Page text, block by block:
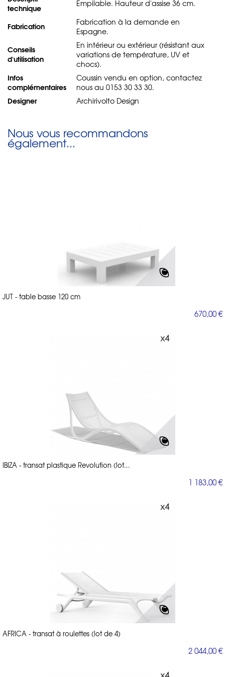
technique
Empilable. Hauteur d'assise 36 cm.
Fabrication
Fabrication à la demande en
Espagne.
Conseils
d'utilisation
En intérieur ou extérieur (résistant aux
variations de température, UV et
chocs).
Infos
complémentaires
Coussin vendu en option, contactez
nous au 0153 30 33 30.
Designer Archirivolto Design
Nous vous recommandons
également...
JUT - table basse 120 cm
670,00 €
IBIZA - transat plastique Revolution (lot...
1 183,00 €
AFRICA - transat à roulettes (lot de 4)
2 044,00 €